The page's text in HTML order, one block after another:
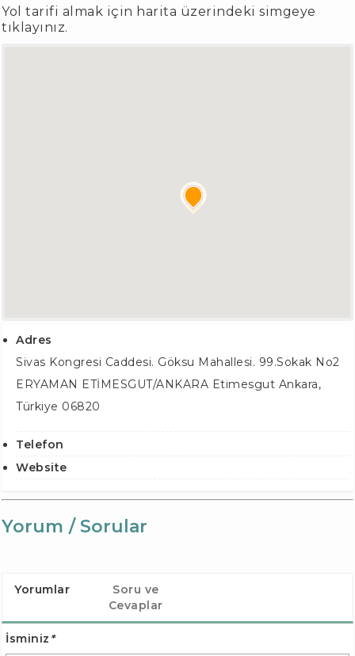
Yol tarifi almak için harita üzerindeki simgeye
tıklayınız.
Adres
Sivas Kongresi Caddesi. Göksu Mahallesi. 99.Sokak No2
ERYAMAN ETİMESGUT/ANKARA Etimesgut Ankara,
Türkiye 06820
Telefon
Website
Yorum / Sorular
Yorumlar
Soru ve
Cevaplar
İsminiz *